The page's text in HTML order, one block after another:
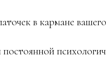
в кармане